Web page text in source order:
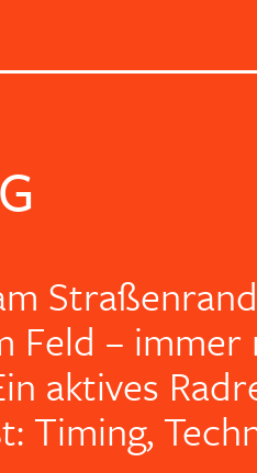
Feld – immer
aktives
Timing,